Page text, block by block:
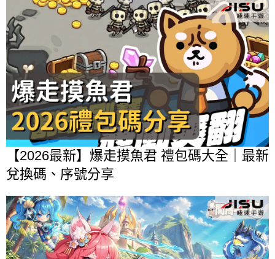
【2026最新】爆走摸魚君 禮包碼大全｜最新
兌換碼、序號分享